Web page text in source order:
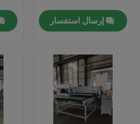
اطلب اقتباس
آلة قطع يموت الهيدروليكية
الهيدروليكية الصحافة يموت آلة قطع
الهيدروليكية سوينغ الذراع آلة القطع
إرسال استفسار